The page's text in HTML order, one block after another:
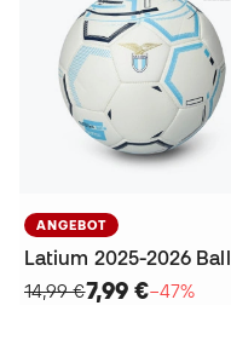
ANGEBOT
Latium 2025-2026 Ball
14,99 €7,99 €−47%